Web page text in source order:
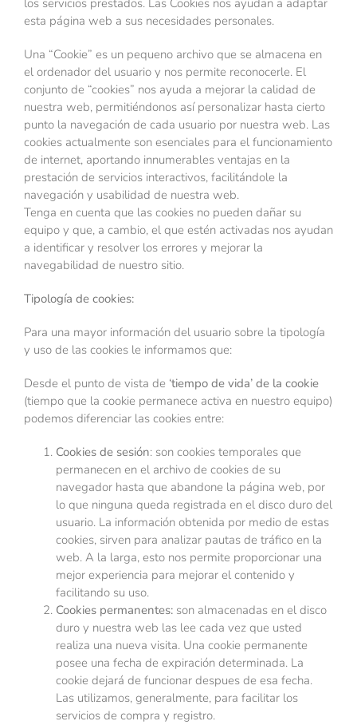
Contacto
Mi carrito
Mi cuenta
los servicios prestados. Las Cookies nos ayudan a adaptar
esta página web a sus necesidades personales.
Una “Cookie” es un pequeno archivo que se almacena en
el ordenador del usuario y nos permite reconocerle. El
conjunto de “cookies” nos ayuda a mejorar la calidad de
nuestra web, permitiéndonos así personalizar hasta cierto
punto la navegación de cada usuario por nuestra web. Las
cookies actualmente son esenciales para el funcionamiento
de internet, aportando innumerables ventajas en la
prestación de servicios interactivos, facilitándole la
navegación y usabilidad de nuestra web.
Tenga en cuenta que las cookies no pueden dañar su
equipo y que, a cambio, el que estén activadas nos ayudan
a identificar y resolver los errores y mejorar la
navegabilidad de nuestro sitio.
Tipología de cookies:
Para una mayor información del usuario sobre la tipología
y uso de las cookies le informamos que:
Desde el punto de vista de ‘tiempo de vida’ de la cookie
(tiempo que la cookie permanece activa en nuestro equipo)
podemos diferenciar las cookies entre:
Cookies de sesión: son cookies temporales que
permanecen en el archivo de cookies de su
navegador hasta que abandone la página web, por
lo que ninguna queda registrada en el disco duro del
usuario. La información obtenida por medio de estas
cookies, sirven para analizar pautas de tráfico en la
web. A la larga, esto nos permite proporcionar una
mejor experiencia para mejorar el contenido y
facilitando su uso.
Cookies permanentes:son almacenadas en el disco
duro y nuestra web las lee cada vez que usted
realiza una nueva visita. Una cookie permanente
posee una fecha de expiración determinada. La
cookie dejará de funcionar despues de esa fecha.
Las utilizamos, generalmente, para facilitar los
servicios de compra y registro.